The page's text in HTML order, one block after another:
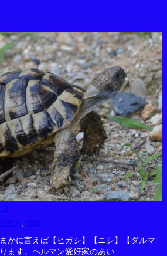
ガメ , 情報
かに言えば【ヒガシ】【ニシ】【ダルマ
ます。ヘルマン愛好家のあい…